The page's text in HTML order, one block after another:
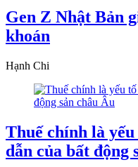
Gen Z Nhật Bản
khoán
Hạnh Chi
Thuế chính là
dẫn của bất động